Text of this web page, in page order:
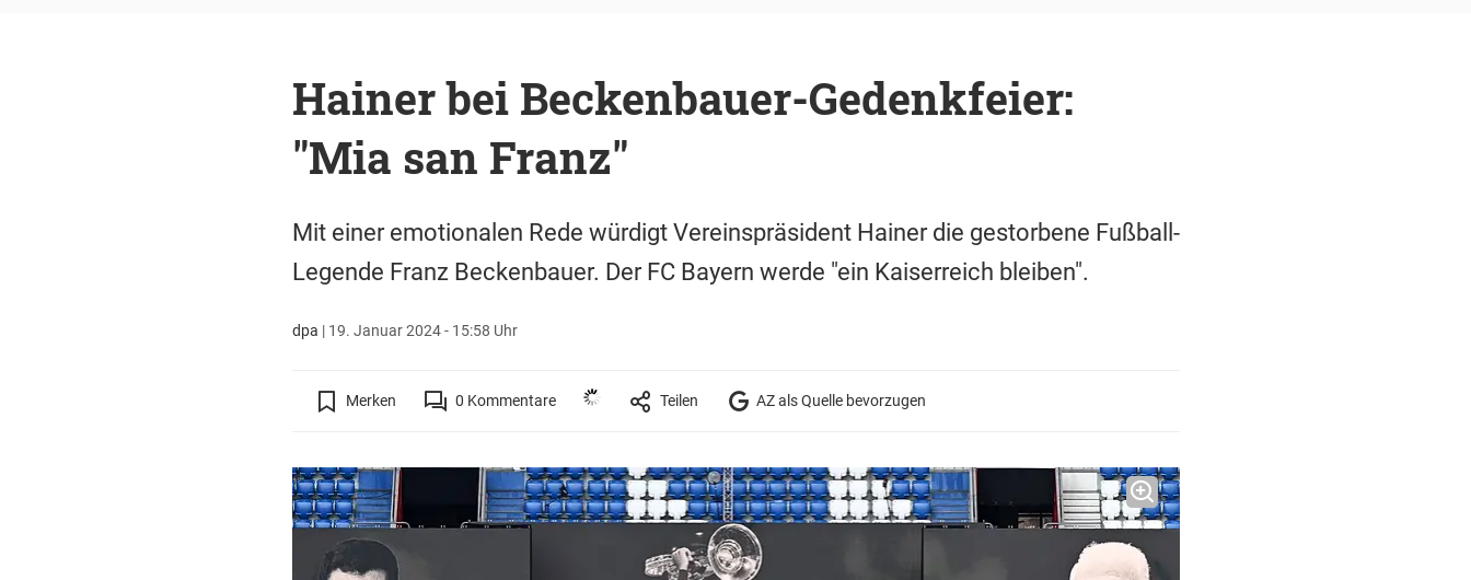
Hainer bei Beckenbauer-Gedenkfeier:
"Mia san Franz"
Mit einer emotionalen Rede würdigt Vereinspräsident Hainer die gestorbene Fußball-
Legende Franz Beckenbauer. Der FC Bayern werde "ein Kaiserreich bleiben".
dpa | 19. Januar 2024 - 15:58 Uhr
Merken 0 Kommentare Teilen AZ als Quelle bevorzugen